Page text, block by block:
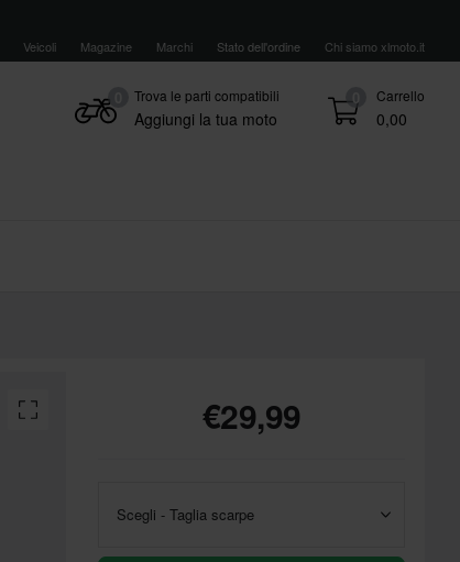
Veicoli Magazine Marchi Stato dell'ordine Chi siamo xlmoto.it
0 Carrello
0,00
Trova le parti compatibili
Aggiungi la tua moto
€29,99
Scegli - Taglia scarpe